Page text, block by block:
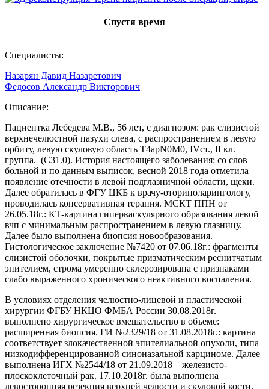
Спустя время
Специалисты:
Назарян Давид Назаретович
Федосов Александр Викторович
Описание:
Пациентка Лебедева М.В., 56 лет, с диагнозом: рак слизистой
верхнечелюстной пазухи слева, с распространением в левую
орбиту, левую скуловую область Т4apN0M0, IVст., II кл.
группа. (С31.0). История настоящего заболевания: со слов
больной и по данным выписок, весной 2018 года отметила
появление отечности в левой подглазничной области, щеки.
Далее обратилась в ФГУ ЦКБ к врачу-оториноларингологу,
проводилась консервативная терапия. МСКТ ППН от
26.05.18г.: КТ-картина гиперваскулярного образования левой
вчп с минимальным распространением в левую глазницу.
Далее было выполнена биопсия новообразования.
Гистологическое заключение №7420 от 07.06.18г.: фрагменты
слизистой оболочки, покрытые призматическим реснитчатым
эпителием, строма умеренно склерозирована с признаками
слабо выраженного хронического неактивного воспаления.
В условиях отделения челюстно-лицевой и пластической
хирургии ФГБУ НКЦО ФМБА России 30.08.2018г.
выполнено хирургическое вмешательство в объеме:
расширенная биопсия. ГИ №2329/18 от 31.08.2018г.: картина
соответствует злокачественной эпителиальной опухоли, типа
низкодифференцированной синоназальной карциноме. Далее
выполнена ИГХ №2544/18 от 21.09.2018 – железисто-
плоскоклеточный рак. 17.10.2018г. была выполнена
левосторонняя резекция верхней челюсти и скуловой кости,